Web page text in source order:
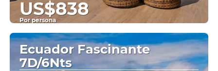
US$838
Por persona
Ver
Ecuador Fascinante
7D/6Nts